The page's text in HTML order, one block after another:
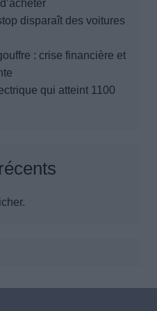
disparaît des voitures
: crise financière et
qui atteint 1100